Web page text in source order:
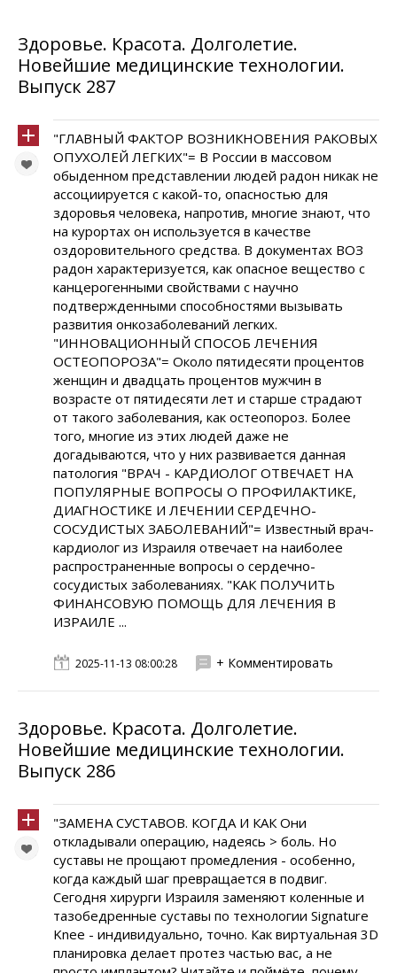
Здоровье. Красота. Долголетие.
Новейшие медицинские технологии.
Выпуск 287
"ГЛАВНЫЙ ФАКТОР ВОЗНИКНОВЕНИЯ РАКОВЫХ
ОПУХОЛЕЙ ЛЕГКИХ"= В России в массовом
обыденном представлении людей радон никак не
ассоциируется с какой-то, опасностью для
здоровья человека, напротив, многие знают, что
на курортах он используется в качестве
оздоровительного средства. В документах ВОЗ
радон характеризуется, как опасное вещество с
канцерогенными свойствами с научно
подтвержденными способностями вызывать
развития онкозаболеваний легких.
"ИННОВАЦИОННЫЙ СПОСОБ ЛЕЧЕНИЯ
ОСТЕОПОРОЗА"= Около пятидесяти процентов
женщин и двадцать процентов мужчин в
возрасте от пятидесяти лет и старше страдают
от такого заболевания, как остеопороз. Более
того, многие из этих людей даже не
догадываются, что у них развивается данная
патология "ВРАЧ - КАРДИОЛОГ ОТВЕЧАЕТ НА
ПОПУЛЯРНЫЕ ВОПРОСЫ О ПРОФИЛАКТИКЕ,
ДИАГНОСТИКЕ И ЛЕЧЕНИИ СЕРДЕЧНО-
СОСУДИСТЫХ ЗАБОЛЕВАНИЙ"= Известный врач-
кардиолог из Израиля отвечает на наиболее
распространенные вопросы о сердечно-
сосудистых заболеваниях. "КАК ПОЛУЧИТЬ
ФИНАНСОВУЮ ПОМОЩЬ ДЛЯ ЛЕЧЕНИЯ В
ИЗРАИЛЕ ...
2025-11-13 08:00:28 + Комментировать
Здоровье. Красота. Долголетие.
Новейшие медицинские технологии.
Выпуск 286
"ЗАМЕНА СУСТАВОВ. КОГДА И КАК Они
откладывали операцию, надеясь > боль. Но
суставы не прощают промедления - особенно,
когда каждый шаг превращается в подвиг.
Сегодня хирурги Израиля заменяют коленные и
тазобедренные суставы по технологии Signature
Knee - индивидуально, точно. Как виртуальная 3D
планировка делает протез частью вас, а не